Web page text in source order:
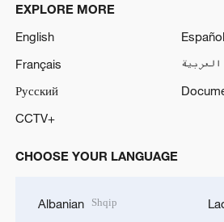
EXPLORE MORE
English
Español
Français
العربية
Русский
CCTV+
CHOOSE YOUR LANGUAGE
Albanian Shqip